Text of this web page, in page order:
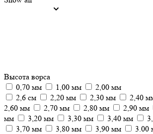
Высота ворса
0,70 мм
1,00 мм
2,00 мм
2,6 см
2,20 мм 2,30 мм 2,40
2,60 мм
2,70 мм 2,80 мм 2,90 мм
мм
3,20 мм 3,30 мм 3,40 мм
3,70 мм
3,80 мм 3,90 мм 3.00